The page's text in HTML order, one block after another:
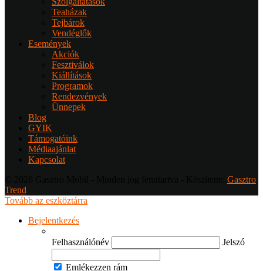
Teaházak
Tejbárok
Vendéglők
Események
Akciók
Fesztiválok
Kiállítások
Programok
Rendezvények
Ünnepek
Blog
GYIK
Támogatóink
Médiaajánlat
Kapcsolat
Gasztro
Trend
Tovább az eszköztárra
Bejelentkezés
Felhasználónév Jelszó
Emlékezzen rám